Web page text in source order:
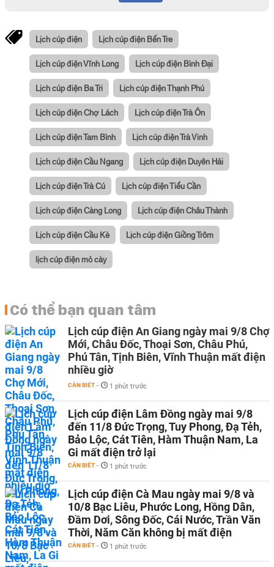
Lịch cúp điện Lịch cúp điện Bến Tre
Lịch cúp điện Vĩnh Long Lịch cúp điện Bình Đại
Lịch cúp điện Ba Tri Lịch cúp điện Thạnh Phú
Lịch cúp điện Chợ Lách Lịch cúp điện Trà Ôn
Lịch cúp điện Tam Bình Lịch cúp điện Trà Vinh
Lịch cúp điện Cầu Ngang Lịch cúp điện Duyên Hải
Lịch cúp điện Trà Cú Lịch cúp điện Tiểu Cần
Lịch cúp điện Càng Long Lịch cúp điện Châu Thành
Lịch cúp điện Cầu Kè Lịch cúp điện Giồng Trôm
lịch cúp điện mỏ cày
Có thể bạn quan tâm
Lịch cúp điện An Giang ngày mai 9/8 Chợ
Mới, Châu Đốc, Thoại Sơn, Châu Phú,
Phú Tân, Tịnh Biên, Vĩnh Thuận mất điện
nhiều giờ
CẦN BIẾT - 1 phút trước
Lịch cúp điện Lâm Đồng ngày mai 9/8
đến 11/8 Đức Trọng, Tuy Phong, Đạ Tẻh,
Bảo Lộc, Cát Tiên, Hàm Thuận Nam, La
Gi mất điện trở lại
CẦN BIẾT - 1 phút trước
Lịch cúp điện Cà Mau ngày mai 9/8 và
10/8 Bạc Liêu, Phước Long, Hồng Dân,
Đầm Dơi, Sông Đốc, Cái Nước, Trần Văn
Thời, Năm Căn không bị mất điện
CẦN BIẾT - 1 phút trước